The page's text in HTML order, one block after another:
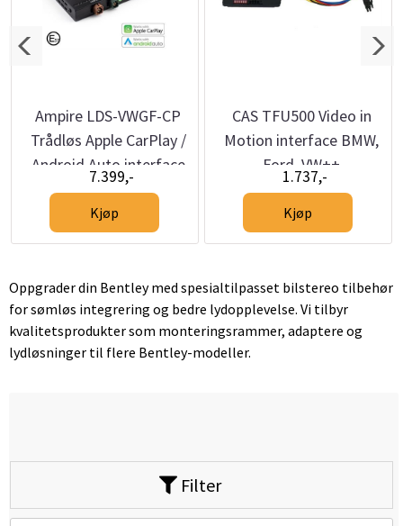
Ampire LDS-VWGF-CP
Trådløs Apple CarPlay /
Android Auto interface
VW MIB / MIB2
7.399,-
Kjøp
CAS TFU500 Video in
Motion interface BMW,
Ford, VW++
1.737,-
Kjøp
Oppgrader din Bentley med spesialtilpasset bilstereo tilbehør
for sømløs integrering og bedre lydopplevelse. Vi tilbyr
kvalitetsprodukter som monteringsrammer, adaptere og
lydløsninger til flere Bentley-modeller.
Filter